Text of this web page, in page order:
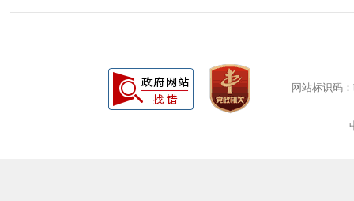
网站标识码